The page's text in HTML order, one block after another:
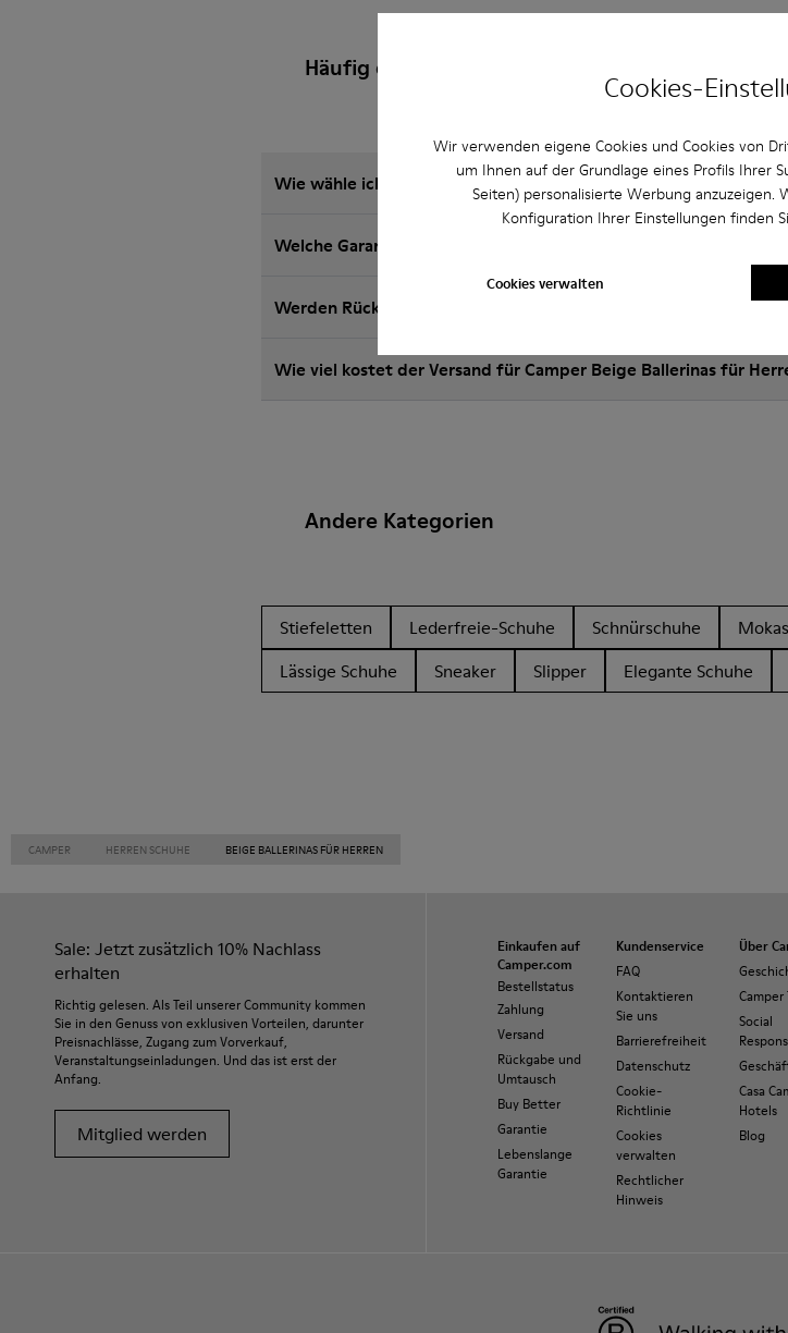
Cookies-
Wir verwenden eigene Cookies und Cookies von
um Ihnen auf der Grundlage eines Profils Ihrer
Seiten) personalisierte Werbung
Konfiguration Ihrer Einstellungen finden
Cookies verwalten
Häufig gestellte Fragen Ballerinas für herren
Wie wähle ich die richtige Größe für Camper Schuhe aus?
Welche Garantie für auf der Website von Camper gekaufte
Werden Rückgaben bei Camper akzeptiert?
Wie viel kostet der Versand für Camper Beige Ballerinas für
Andere Kategorien
Stiefeletten Lederfreie-Schuhe Schnürschuhe
Lässige Schuhe
Sneaker Slipper Elegante Schuhe
CAMPER HERREN SCHUHE BEIGE BALLERINAS FÜR HERREN
Sale: Jetzt zusätzlich 10% Nachlass
erhalten
Richtig gelesen. Als Teil unserer Community kommen
Sie in den Genuss von exklusiven Vorteilen, darunter
Preisnachlässe, Zugang zum Vorverkauf,
Veranstaltungseinladungen. Und das ist erst der
Anfang.
Mitglied werden
Einkaufen auf
Camper.com
Bestellstatus
Zahlung
Versand
Rückgabe und
Umtausch
Buy Better
Garantie
Lebenslange
Garantie
Kundenservice
FAQ
Kontaktieren
Sie uns
Barrierefreiheit
Datenschutz
Cookie-
Richtlinie
Cookies
verwalten
Rechtlicher
Hinweis
Über
Social
Casa
Hotels
Blog